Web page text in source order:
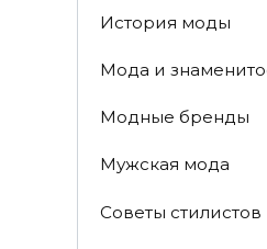
История моды
Мода и
Модные бренды
Мужская мода
Советы стилистов